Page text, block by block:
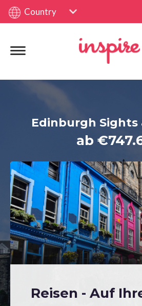
Country
Edinburgh Sights
ab
Reisen - Auf